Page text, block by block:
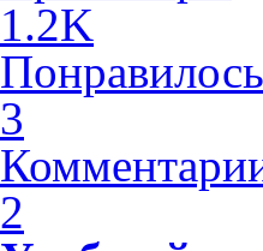
1.2K
Понравилось
3
2